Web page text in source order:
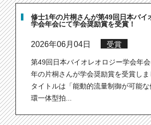
修士1年の片桐さんが第49回日本バイ
学会年会にて学会奨励賞を受賞！
2026年06月04日 受賞
第49回日本バイオレオロジー学会年
年の片桐さんが学会奨励賞を受賞しま
タイトルは「能動的流量制御が可能
環一体型拍...